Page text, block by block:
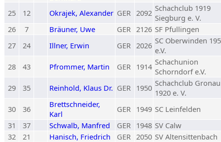
25 12 Okrajek, Alexander GER 2092 Schachclub 1919
Siegburg e. V.
26
7 Bräuner, Uwe GER 2126 SF Pfullingen
27
24 Illner, Erwin GER 2026 SC Oberwinden
e.V.
28
43 Pfrommer, Martin GER 1914 Schachunion
Schorndorf e.V.
29
35 Reinhold, Klaus Dr. GER 1950 Schachclub Gronau
1920 e. V.
30
36
Brettschneider,
Karl
GER 1949 SC Leinfelden
31
37 Schwalb, Manfred GER 1948 SV Calw
32
21 Hanisch, Friedrich GER 2050 SV Altensittenbach